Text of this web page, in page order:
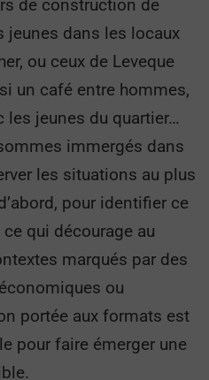
de construction de
jeunes dans les locaux
ou ceux de Leveque
un café entre hommes,
les jeunes du quartier…
immergés dans
les situations au plus
pour identifier ce
qui décourage au
marqués par des
ou
portée aux formats est
pour faire émerger une